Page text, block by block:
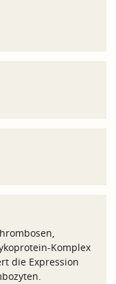
Komplex
die Expression